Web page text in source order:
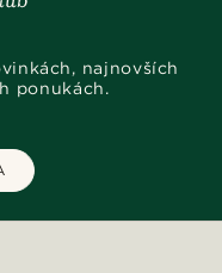
najnovších
ponukách.